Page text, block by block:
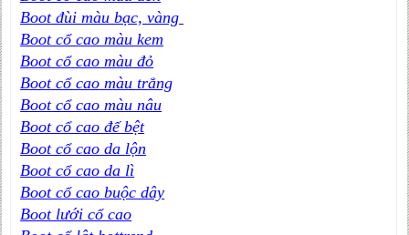
Boot đùi màu bạc, vàng
Boot cổ cao màu kem
Boot cổ cao màu đỏ
Boot cổ cao màu trắng
Boot cổ cao màu nâu
Boot cổ cao đế bệt
Boot cổ cao da lộn
Boot cổ cao da lì
Boot cổ cao buộc dây
Boot lưới cổ cao